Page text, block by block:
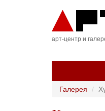
арт-центр и
Галерея